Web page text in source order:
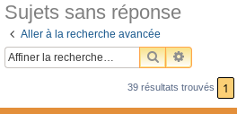
Sujets sans réponse
Aller à la recherche avancée
RECHERCHER
39 résultats trouvés 1